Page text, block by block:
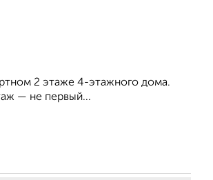
2 этаже 4-этажного дома.
— не первый...